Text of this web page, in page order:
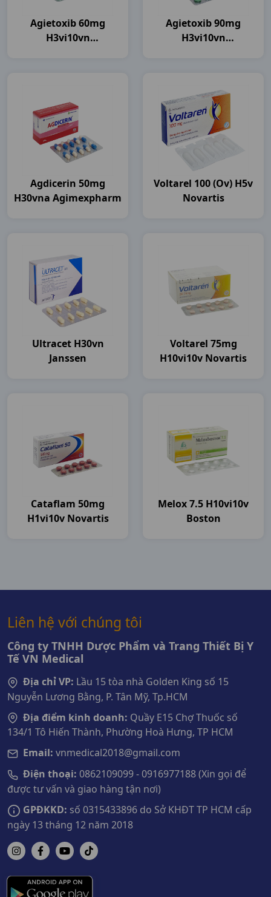
Agietoxib 60mg
H3vi10vn
Agietoxib 90mg
H3vi10vn
Agdicerin 50mg
H30vna Agimexpharm
Voltarel 100 (ov) H5v
Novartis
Ultracet H30vn
Janssen
Voltarel 75mg
H10vi10v Novartis
Cataflam 50mg
H1vi10v Novartis
Melox 7.5 H10vi10v
Boston
Liên hệ với chúng tôi
Công ty TNHH Dược Phẩm và Trang Thiết Bị Y
Tế VN Medical
Địa chỉ VP: Lầu 15 tòa nhà Golden King số 15
Nguyễn Lương Bằng, P. Tân Mỹ, Tp.HCM
Địa điểm kinh doanh: Quầy E15 Chợ Thuốc số
134/1 Tô Hiến Thành, Phường Hoà Hưng, TP HCM
Email: vnmedical2018@gmail.com
Điện thoại: 0862109099 - 0916977188 (Xin gọi để
được tư vấn và giao hàng tận nơi)
GPĐKKD: số 0315433896 do Sở KHĐT TP HCM cấp
ngày 13 tháng 12 năm 2018